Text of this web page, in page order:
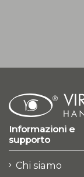
Informazioni e
supporto
Chi siamo